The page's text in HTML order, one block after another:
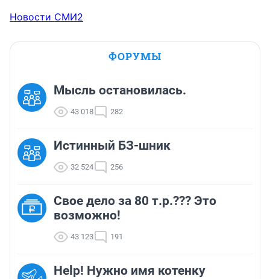
Новости СМИ2
ФОРУМЫ
Мысль остановилась.
43 018 282
Истинный БЗ-шник
32 524 256
Свое дело за 80 т.р.??? Это
возможно!
43 123 191
Help! Нужно имя котенку